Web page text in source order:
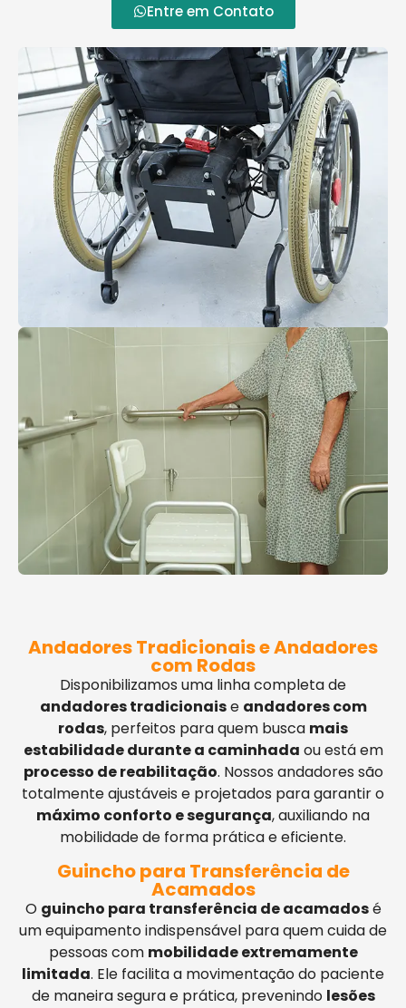
Entre em Contato
Andadores Tradicionais e Andadores
com Rodas
Disponibilizamos uma linha completa de
andadores tradicionaise andadores com
rodas, perfeitos para quem busca mais
estabilidade durante a caminhada ou está em
processo de reabilitação. Nossos andadores são
totalmente ajustáveis e projetados para garantir o
máximo conforto e segurança, auxiliando na
mobilidade de forma prática e eficiente.
Guincho para Transferência de
Acamados
O guincho para transferência de acamadosé
um equipamento indispensável para quem cuida de
pessoas com mobilidade extremamente
limitada. Ele facilita a movimentação do paciente
de maneira segura e prática, prevenindo lesões